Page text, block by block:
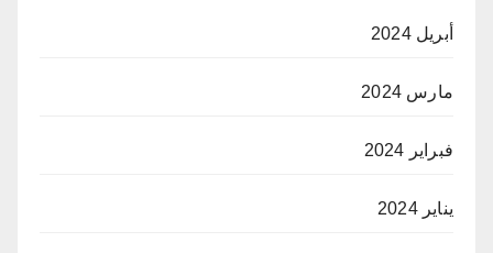
أبريل 2024
مارس 2024
فبراير 2024
يناير 2024